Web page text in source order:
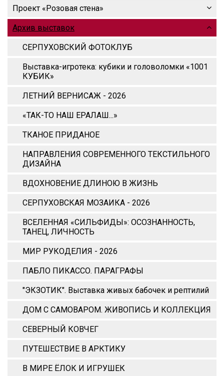
Проект «Розовая стена»
Архив выставок
СЕРПУХОВСКИЙ ФОТОКЛУБ
Выставка-игротека: кубики и головоломки «1001
КУБИК»
ЛЕТНИЙ ВЕРНИСАЖ - 2026
«ТАК-ТО НАШ ЕРАЛАШ...»
ТКАНОЕ ПРИДАНОЕ
НАПРАВЛЕНИЯ СОВРЕМЕННОГО ТЕКСТИЛЬНОГО
ДИЗАЙНА
ВДОХНОВЕНИЕ ДЛИНОЮ В ЖИЗНЬ
СЕРПУХОВСКАЯ МОЗАИКА - 2026
ВСЕЛЕННАЯ «СИЛЬФИДЫ»: ОСОЗНАННОСТЬ,
ТАНЕЦ, ЛИЧНОСТЬ
МИР РУКОДЕЛИЯ - 2026
ПАБЛО ПИКАССО. ПАРАГРАФЫ
"ЭКЗОТИК". Выставка живых бабочек и рептилий
ДОМ С САМОВАРОМ. ЖИВОПИСЬ И КОЛЛЕКЦИЯ
СЕВЕРНЫЙ КОВЧЕГ
ПУТЕШЕСТВИЕ В АРКТИКУ
В МИРЕ ЁЛОК И ИГРУШЕК